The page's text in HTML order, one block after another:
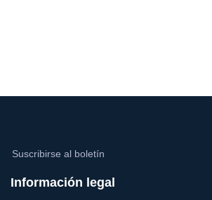
Suscribirse al boletín
Información legal